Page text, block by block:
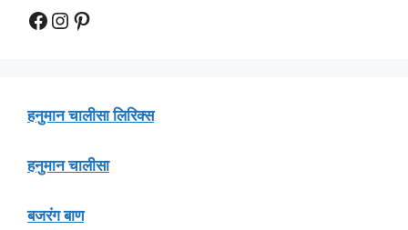
Facebook
Instagram
Pinterest
हनुमान चालीसा लिरिक्स
हनुमान चालीसा
बजरंग बाण